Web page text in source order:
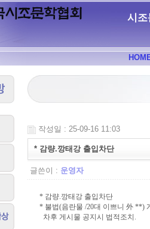
시조
작성일 : 25-09-16 11:03
* 감량.깡태강 출입차단
글쓴이 : 운영자
* 감량.깡태강 출입차단
* 불법(음란물 /20대 이쁘니 外 **)
차후 게시물 공지시 법적조치.